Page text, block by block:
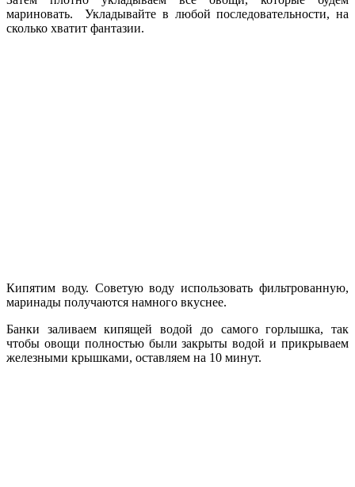
мариновать. Укладывайте в любой последовательности, на
сколько хватит фантазии.
Кипятим воду. Советую воду использовать фильтрованную,
маринады получаются намного вкуснее.
Банки заливаем кипящей водой до самого горлышка, так
чтобы овощи полностью были закрыты водой и прикрываем
железными крышками, оставляем на 10 минут.